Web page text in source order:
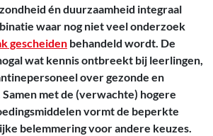
én duurzaamheid integraal
waar nog niet veel onderzoek
gescheiden behandeld wordt. De
wat kennis ontbreekt bij leerlingen,
over gezonde en
met de (verwachte) hogere
vormt de beperkte
belemmering voor andere keuzes.